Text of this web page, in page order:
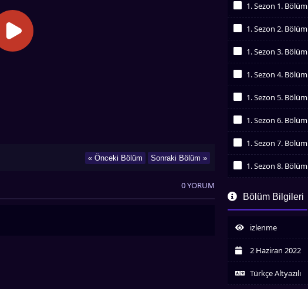
Sonraki Bölüm »
« Önceki Bölüm
1. Sezon 1. Bölüm
1. Sezon 2. Bölüm
1. Sezon 3. Bölüm
1. Sezon 4. Bölüm
1. Sezon 5. Bölüm
1. Sezon 6. Bölüm
1. Sezon 7. Bölüm
1. Sezon 8. Bölüm
İzledim
İzledim
1. Sezon 10. Bölüm
İzledim
İzledim
1. Sezon 13. Bölüm
Bölüm Bilgileri
izlenme
2 Haziran 2022
Türkçe Altyazılı
0 YORUM